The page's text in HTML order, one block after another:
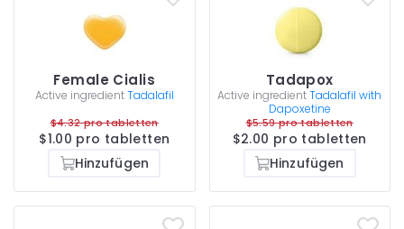
Female Cialis
Active ingredientTadalafil
$4.32 pro tabletten
$1.00 pro tabletten
Hinzufügen
Tadapox
Active ingredientTadalafil with
Dapoxetine
$5.59 pro tabletten
$2.00 pro tabletten
Hinzufügen